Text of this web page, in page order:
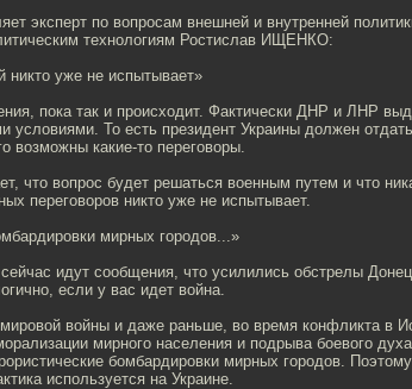
эксперт по вопросам внешней и внутренней
технологиям Ростислав ИЩЕНКО:
никто уже не испытывает»
пока так и происходит. Фактически ДНР и ЛНР
условиями. То есть президент Украины должен
возможны какие-то переговоры.
что вопрос будет решаться военным путем и что
переговоров никто уже не испытывает.
мирных городов...»
идут сообщения, что усилились обстрелы
если у вас идет война.
войны и даже раньше, во время конфликта в
мирного населения и подрыва боевого
бомбардировки мирных городов.
используется на Украине.